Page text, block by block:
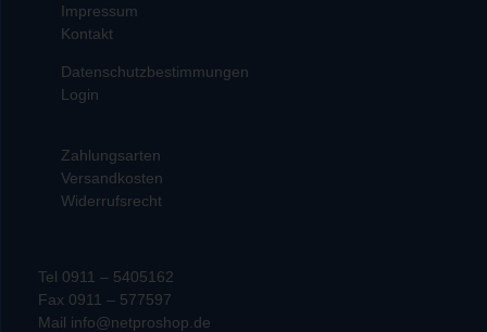
Impressum
Kontakt
Datenschutzbestimmungen
Login
Zahlungsarten
Versandkosten
Widerrufsrecht
Tel 0911 – 5405162
Fax 0911 – 577597
Mail info@netproshop.de